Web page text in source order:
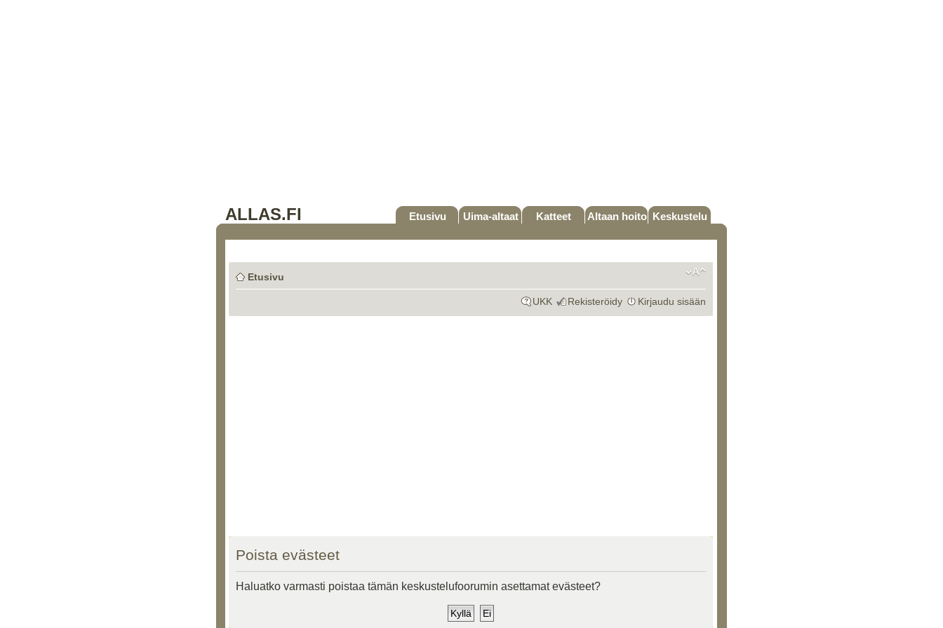
ALLAS.FI Etusivu Uima-altaat Katteet Altaan hoito Keskustelu
Etusivu
UKK Rekisteröidy Kirjaudu sisään
Poista evästeet
Haluatko varmasti poistaa tämän keskustelufoorumin asettamat evästeet?